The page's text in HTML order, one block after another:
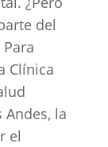
del
Clínica
la
el